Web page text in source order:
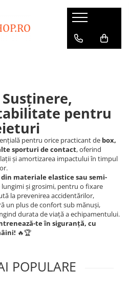
viteza
WUKF
Susținere,
pentru
pentru orice practicant de box,
sporturi de contact, oferind
și amortizarea impactului în timpul
din materiale elastice sau semi-
și grosimi, pentru o fixare
la prevenirea accidentărilor,
un plus de confort sub mănuși,
durata de viață a echipamentului.
te în siguranță, cu
🔥🏆
POPULARE